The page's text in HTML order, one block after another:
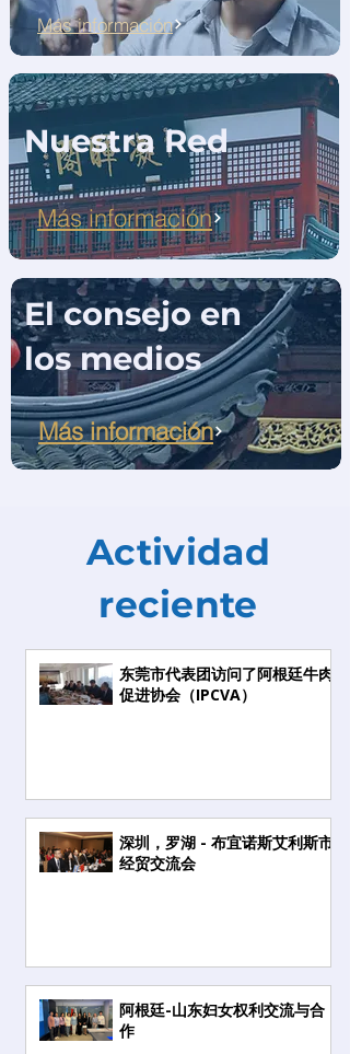
Más información
Más información
Nuestra Red
El consejo en
los medios
Más información
Actividad
reciente
东莞市代表团访问了阿根廷牛肉
促进协会（IPCVA）
深圳，罗湖 - 布宜诺斯艾利斯市
经贸交流会
阿根廷-山东妇女权利交流与合
作